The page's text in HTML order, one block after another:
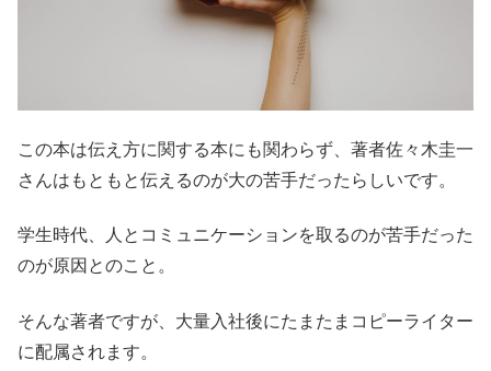
この本は伝え方に関する本にも関わらず、著者佐々木圭一
さんはもともと伝えるのが大の苦手だったらしいです。
学生時代、人とコミュニケーションを取るのが苦手だった
のが原因とのこと。
そんな著者ですが、大量入社後にたまたまコピーライター
に配属されます。